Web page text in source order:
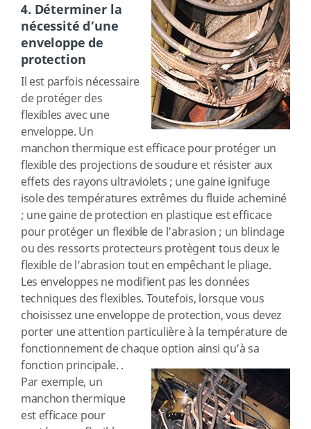
4. Déterminer la
nécessité d’une
enveloppe de
protection
Il est parfois nécessaire
de protéger des
flexibles avec une
enveloppe. Un
manchon thermique est efficace pour protéger un
flexible des projections de soudure et résister aux
effets des rayons ultraviolets ; une gaine ignifuge
isole des températures extrêmes du fluide acheminé
; une gaine de protection en plastique est efficace
pour protéger un flexible de l’abrasion ; un blindage
ou des ressorts protecteurs protègent tous deux le
flexible de l’abrasion tout en empêchant le pliage.
Les enveloppes ne modifient pas les données
techniques des flexibles. Toutefois, lorsque vous
choisissez une enveloppe de protection, vous devez
porter une attention particulière à la température de
fonctionnement de chaque option ainsi qu’à sa
fonction principale. .
Par exemple, un
manchon thermique
est efficace pour